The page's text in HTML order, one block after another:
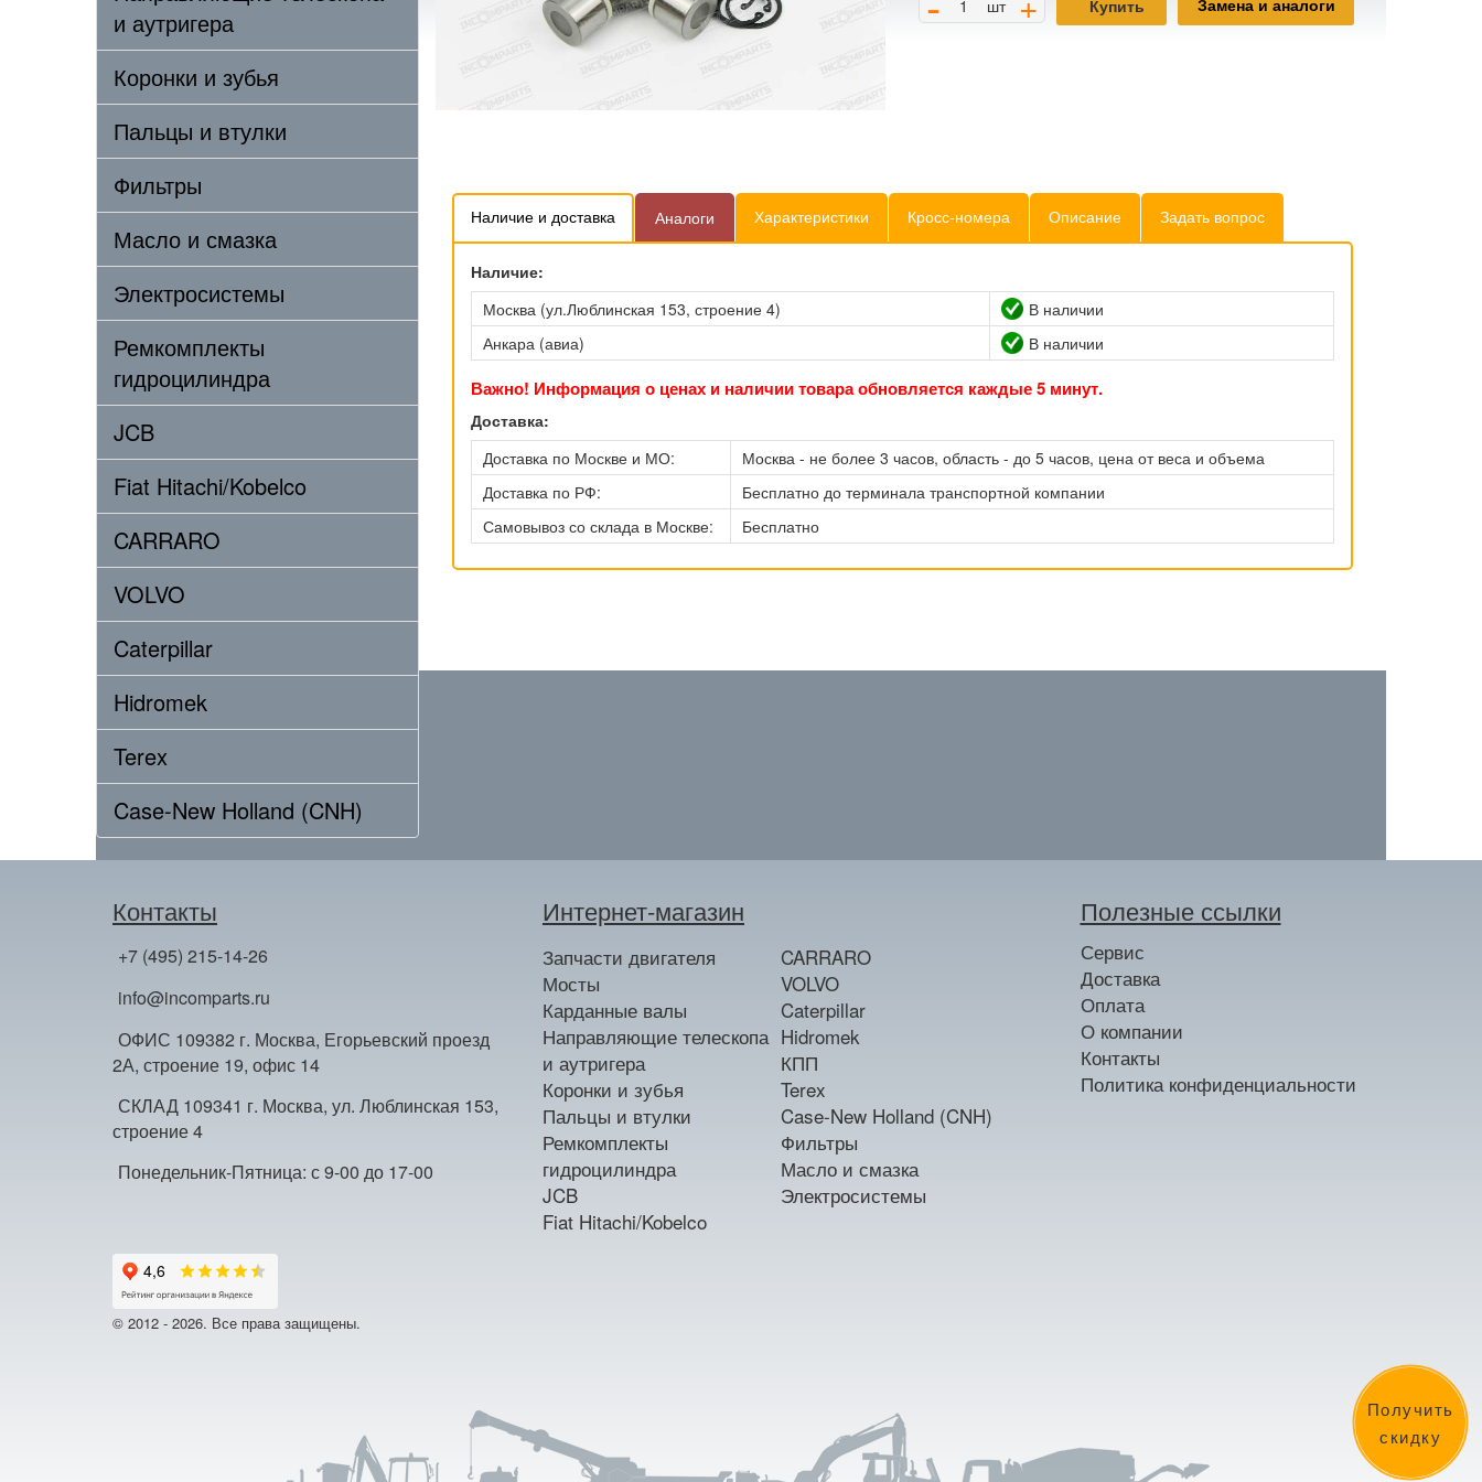
Получить
скидку
и аутригера
Коронки и зубья
Пальцы и втулки
Фильтры
Масло и смазка
Электросистемы
Ремкомплекты
гидроцилиндра
JCB
Fiat Hitachi/Kobelco
CARRARO
VOLVO
Caterpillar
Hidromek
Terex
Case-New Holland (CNH)
шт Купить Замена и аналоги
Наличие и доставка Аналоги Характеристики Кросс-номера Описание Задать вопрос
Наличие:
Москва (ул.Люблинская 153, строение 4)
В наличии
Анкара (авиа)
В наличии
Важно! Информация о ценах и наличии товара обновляется каждые 5 минут.
Доставка:
Доставка по Москве и МО:
Москва - не более 3 часов, область - до 5 часов, цена от веса и объема
Доставка по РФ:
Бесплатно до терминала транспортной компании
Самовывоз со склада в Москве:
Бесплатно
Контакты
+7 (495) 215-14-26
info@incomparts.ru
ОФИС 109382 г. Москва, Егорьевский проезд
2А, строение 19, офис 14
СКЛАД 109341 г. Москва, ул. Люблинская 153,
строение 4
Понедельник-Пятница: с 9-00 до 17-00
Интернет-магазин
Запчасти двигателя
Мосты
Карданные валы
Направляющие телескопа
и аутригера
Коронки и зубья
Пальцы и втулки
Ремкомплекты
гидроцилиндра
JCB
Fiat Hitachi/Kobelco
CARRARO
VOLVO
Caterpillar
Hidromek
КПП
Terex
Case-New Holland (CNH)
Фильтры
Масло и смазка
Электросистемы
Полезные ссылки
Сервис
Доставка
Оплата
О компании
Контакты
Политика конфиденциальности
© 2012 - 2026. Все права защищены.